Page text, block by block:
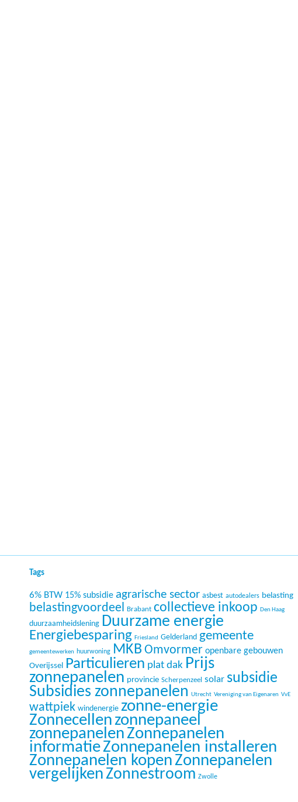
Tags
6% BTW 15% subsidie agrarische sector asbest autodealers belasting
belastingvoordeel Brabant collectieve inkoop Den Haag
duurzaamheidslening Duurzame energie
Energiebesparing Friesland Gelderland gemeente
gemeentewerken huurwoning MKB Omvormer openbare gebouwen
Overijssel Particulieren plat dak Prijs
zonnepanelen provincie Scherpenzeel solar subsidie
Subsidies zonnepanelen Utrecht Vereniging van Eigenaren VvE
wattpiek windenergie zonne-energie
Zonnecellenzonnepaneel
zonnepanelenZonnepanelen
informatieZonnepanelen installeren
Zonnepanelen kopenZonnepanelen
vergelijkenZonnestroom Zwolle